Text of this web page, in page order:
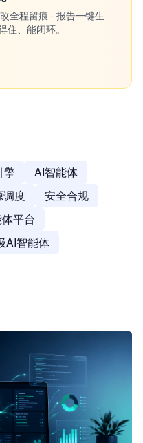
全程留痕 · 报告一键生
、能闭环。
擎
AI智能体
调度
安全合规
平台
AI智能体